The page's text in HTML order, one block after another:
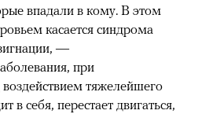
впадали в кому. В этом
касается синдрома
—
при
тяжелейшего
в себя, перестает двигаться,